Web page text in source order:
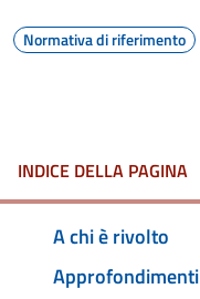
Normativa di riferimento
INDICE DELLA PAGINA
A chi è rivolto
Approfondimenti